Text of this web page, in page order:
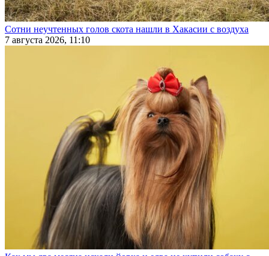
Сотни неучтенных голов скота нашли в Хакасии с воздуха
7 августа 2026, 11:10